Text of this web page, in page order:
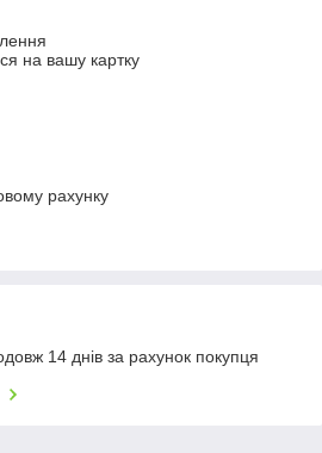
на вашу картку
рахунку
14 днів за рахунок покупця